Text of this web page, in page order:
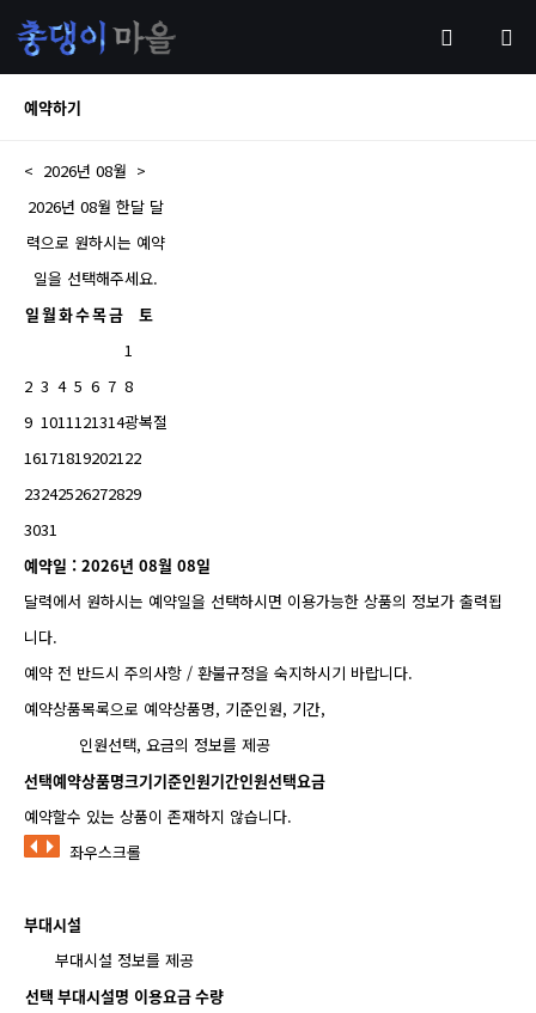
예약하기
< 2026년 08월 >
2026년 08월 한달 달
력으로 원하시는 예약
일을 선택해주세요.
일월화수목금
토
1
2 3 4 5 6 7 8
9 1011121314광복절
16171819202122
23242526272829
3031
예약일 : 2026년 08월 08일
달력에서 원하시는 예약일을 선택하시면 이용가능한 상품의 정보가 출력됩
니다.
예약 전 반드시 주의사항 / 환불규정을 숙지하시기 바랍니다.
예약상품목록으로 예약상품명, 기준인원, 기간,
인원선택, 요금의 정보를 제공
선택예약상품명크기기준인원기간인원선택요금
예약할수 있는 상품이 존재하지 않습니다.
좌우스크롤
부대시설
부대시설 정보를 제공
선택 부대시설명 이용요금수량